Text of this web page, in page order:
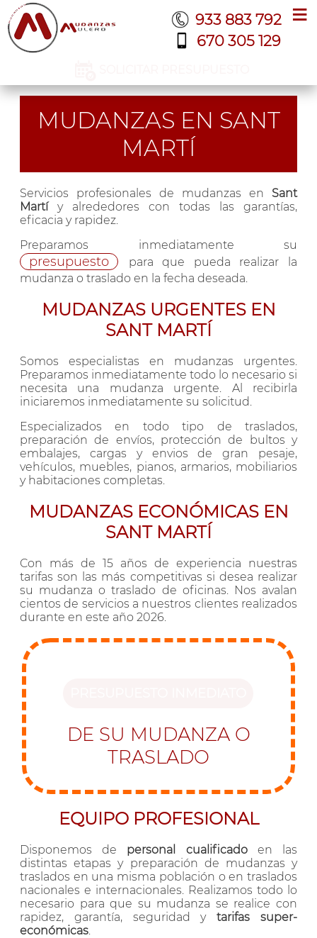
933 883 792
670 305 129
≡
MUDANZAS EN SANT
MARTÍ
Servicios profesionales de mudanzas en Sant
Martíy alrededores con todas las garantías,
eficacia y rapidez.
Preparamos inmediatamente su
presupuesto
para que pueda realizar la
mudanza o traslado en la fecha deseada.
MUDANZAS URGENTES EN
SANT MARTÍ
Somos especialistas en mudanzas urgentes.
Preparamos inmediatamente todo lo necesario si
necesita una mudanza urgente. Al recibirla
iniciaremos inmediatamente su solicitud.
Especializados en todo tipo de traslados,
preparación de envíos, protección de bultos y
embalajes, cargas y envios de gran pesaje,
vehículos, muebles, pianos, armarios, mobiliarios
y habitaciones completas.
MUDANZAS ECONÓMICAS EN
SANT MARTÍ
Con más de 15 años de experiencia nuestras
tarifas son las más competitivas si desea realizar
su mudanza o traslado de oficinas. Nos avalan
cientos de servicios a nuestros clientes realizados
durante en este año 2026.
DE SU MUDANZA O
TRASLADO
EQUIPO PROFESIONAL
Disponemos de personal cualificadoen las
distintas etapas y preparación de mudanzas y
traslados en una misma población o en traslados
nacionales e internacionales. Realizamos todo lo
necesario para que su mudanza se realice con
rapidez, garantía, seguridad ytarifas super-
económicas